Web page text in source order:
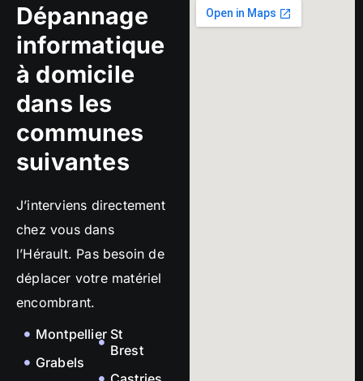
Dépannage
informatique
à domicile
dans les
communes
suivantes
J’interviens directement
chez vous dans
l’Hérault. Pas besoin de
déplacer votre matériel
encombrant.
Montpellier
Grabels
St
Brest